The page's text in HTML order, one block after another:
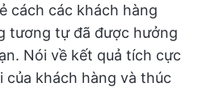
cách các khách hàng
tương tự đã được hưởng
Nói về kết quả tích cực
của khách hàng và thúc